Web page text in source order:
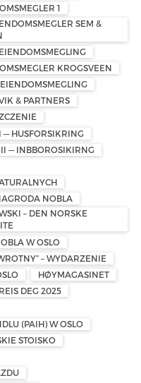
1
SEM &
KROGSVEEN
& PARTNERS
HUSFORSIKRING
— INBBOROSIKIRNG
NOBLA
– DEN NORSKE
W OSLO
– WYDARZENIE
HØYMAGASINET
DEG 2025
(PAIH) W OSLO
STOISKO